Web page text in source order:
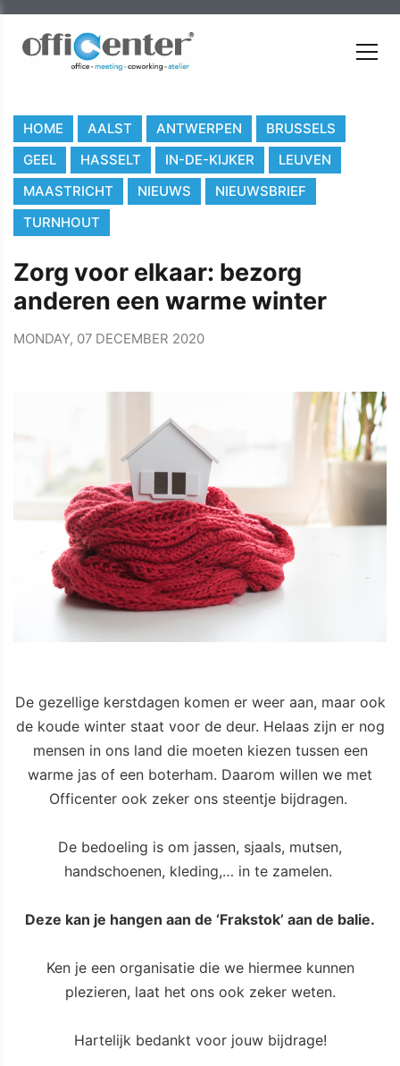
HOME AALST ANTWERPEN
BRUSSELS
GEEL
HASSELT IN-DE-KIJKER
LEUVEN
MAASTRICHT
NIEUWS
NIEUWSBRIEF
TURNHOUT
Zorg voor elkaar: bezorg
anderen een warme winter
MONDAY, 07 DECEMBER 2020
De gezellige kerstdagen komen er weer aan, maar ook
de koude winter staat voor de deur. Helaas zijn er nog
mensen in ons land die moeten kiezen tussen een
warme jas of een boterham. Daarom willen we met
Officenter ook zeker ons steentje bijdragen.
De bedoeling is om jassen, sjaals, mutsen,
handschoenen, kleding,… in te zamelen.
Deze kan je hangen aan de ‘Frakstok’ aan de balie.
Ken je een organisatie die we hiermee kunnen
plezieren, laat het ons ook zeker weten.
Hartelijk bedankt voor jouw bijdrage!